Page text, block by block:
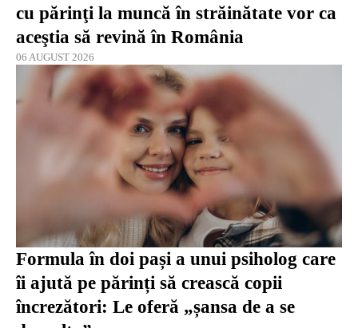
cu părinţi la muncă în străinătate vor ca
aceştia să revină în România
06 AUGUST 2026
Formula în doi pași a unui psiholog care
îi ajută pe părinți să crească copii
încrezători: Le oferă „șansa de a se